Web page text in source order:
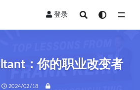
登录
：你的职业改变者
2024/02/18